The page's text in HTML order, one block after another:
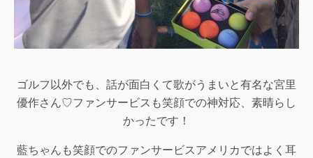
ゴルフ以外でも、話が面白くて歌がうまいと有名な宮里
優作さん♡ファンサービスも笑顔での神対応、素晴らし
かったです！
藍ちゃんも笑顔でのファンサービスアメリカではよく耳